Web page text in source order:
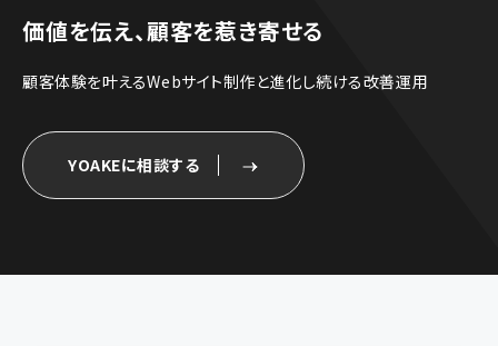
価値を伝え、顧客を惹き寄せる
顧客体験を叶えるWebサイト制作と進化し続ける改善運用
YOAKEに相談する
私たちについて